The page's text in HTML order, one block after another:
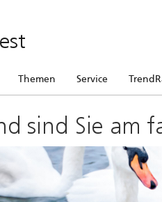
Themen Service
sind Sie am